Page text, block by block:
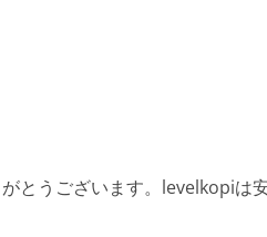
とうございます。levelkopiは